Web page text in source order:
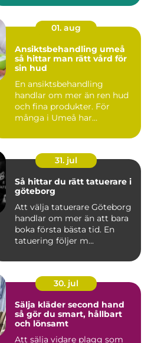
01. aug
Ansiktsbehandling umeå
så hittar man rätt vård för
sin hud
En ansiktsbehandling
handlar om mer än ren hud
och fina produkter. För
många i Umeå har
31. jul
Så hittar du rätt tatuerare i
göteborg
Att välja tatuerare Göteborg
handlar om mer än att bara
boka första bästa tid. En
tatuering följer m...
30. jul
Sälja kläder second hand
så gör du smart, hållbart
och lönsamt
Att sälja vidare plagg som